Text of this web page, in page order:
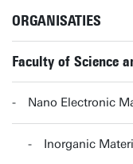
ORGANISATIES
Faculty of Science
Nano Electronic
Inorganic